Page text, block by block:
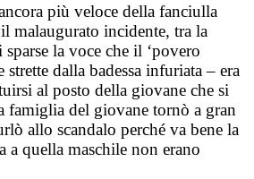
più veloce della fanciulla
malaugurato incidente, tra la
la voce che il ‘povero
strette dalla badessa infuriata – era
al posto della giovane che si
famiglia del giovane tornò a gran
allo scandalo perché va bene la
a quella maschile non erano